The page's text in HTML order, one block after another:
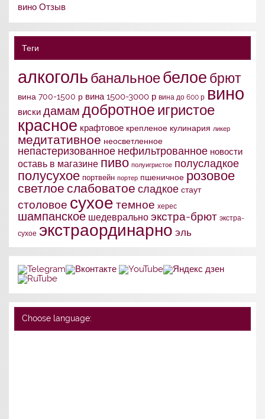
вино Отзыв
Теги
алкоголь банальноебелое брют
вина 700-1500 р вина 1500-3000 р вина до 600 р вино
виски дамам добротное игристое
красное крафтовое крепленое кулинария ликер
медитативное неосветленное
непастеризованное нефильтрованное новости
оставь в магазине пиво полуигристое полусладкое
полусухое портвейн портер пшеничное розовое
светлое слабоватое сладкое стаут
столовое сухое темное херес
шампанское шедеврально экстра-брют экстра-
сухое экстраординарно эль
Choose language: